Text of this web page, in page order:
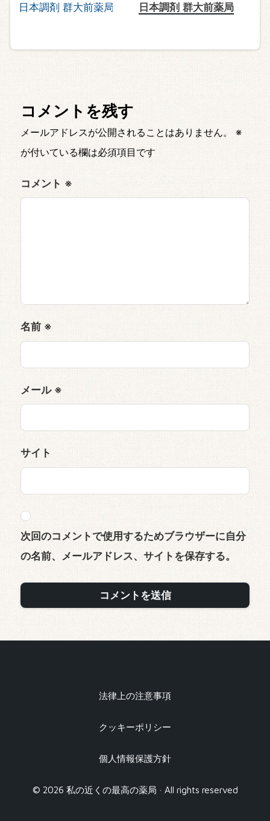
日本調剤 群大前薬局
コメントを残す
メールアドレスが公開されることはありません。
※
が付いている欄は必須項目です
コメント ※
名前 ※
メール ※
サイト
次回のコメントで使用するためブラウザーに自分
の名前、メールアドレス、サイトを保存する。
法律上の注意事項
クッキーポリシー
個人情報保護方針
© 2026 私の近くの最高の薬局 · All rights reserved